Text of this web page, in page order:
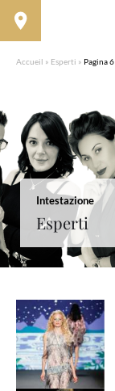
Accueil » Esperti » Pagina 6
Intestazione
Esperti